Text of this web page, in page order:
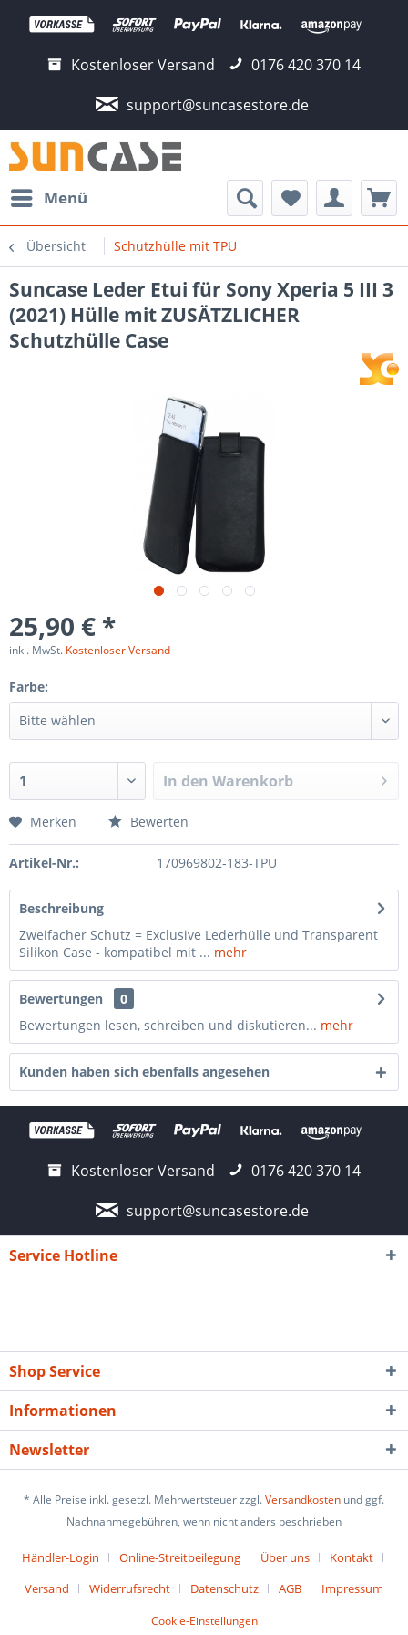
Kostenloser Versand
0176 420 370 14
support@suncasestore.de
Menü
Übersicht Schutzhülle mit TPU
Suncase Leder Etui für Sony Xperia 5 III 3
(2021) Hülle mit ZUSÄTZLICHER
Schutzhülle Case
25,90 € *
inkl. MwSt. Kostenloser Versand
Farbe:
In den Warenkorb
Merken Bewerten
Artikel-Nr.: 170969802-183-TPU
Beschreibung
Zweifacher Schutz = Exclusive Lederhülle und Transparent
Silikon Case - kompatibel mit ... mehr
Bewertungen
0
Bewertungen lesen, schreiben und diskutieren... mehr
Kunden haben sich ebenfalls angesehen
Kostenloser Versand
0176 420 370 14
support@suncasestore.de
Service Hotline
Shop Service
Informationen
Newsletter
* Alle Preise inkl. gesetzl. Mehrwertsteuer zzgl.Versandkosten und ggf.
Nachnahmegebühren, wenn nicht anders beschrieben
Händler-Login Online-Streitbeilegung Über uns
Kontakt
Versand
Widerrufsrecht Datenschutz AGB Impressum
Cookie-Einstellungen